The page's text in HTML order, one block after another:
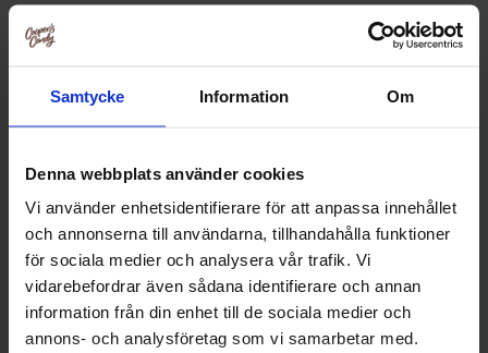
Samtycke Information Om
Denna webbplats använder cookies
Vi använder enhetsidentifierare för att anpassa innehållet
och annonserna till användarna, tillhandahålla funktioner
för sociala medier och analysera vår trafik. Vi
vidarebefordrar även sådana identifierare och annan
information från din enhet till de sociala medier och
annons- och analysföretag som vi samarbetar med.
Relaterade produkter